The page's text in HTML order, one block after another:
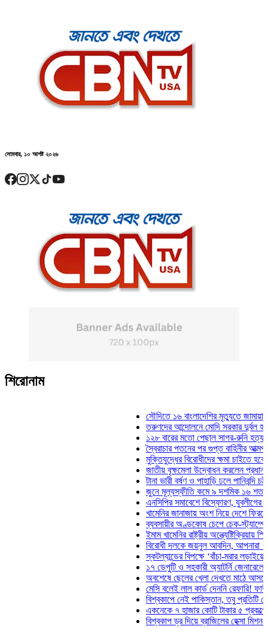
সোমবার, ১০ আগষ্ট ২০২৬
শিরোনাম
সৌদিতে ১৬ বাংলাদেশির মৃত্যুতে জামায়াতের
তরুণদের আন্দোলনে মোদি সরকার দুর্বল হয়েছে:
১২৮ বারের মতো পেছাল সাগর-রুনি হত্যা
স্বৈরাচার পতনের পর গুপ্ত বাহিনীর আত্মপ্রকাশ:
মুক্তিযুদ্ধের বিরোধীদের ক্ষমা চাইতে হবে:
জাতীয় বৃক্ষমেলা উদ্বোধন করলেন প্রধানমন্ত্রী
টানা ভারী বর্ষণ ও পাহাড়ি ঢলে পানিবন্দি
জুনে মূল্যস্ফীতি কমে ৯ দশমিক ১৬ শতাংশ
এনসিপির সমাবেশে বিস্ফোরণ, যুবলীগের দুই
খামেনির জানাজায় অংশ নিয়ে দেশে ফিরলেন
ব্যবসায়ীর অণ্ডকোষ চেপে চেক-স্ট্যাম্পে
ইমাম খামেনির রাষ্ট্রীয় অন্ত্যেষ্টিক্রিয়ায়
বিরোধী দলকে জয়নুল আবদিন, আপনারা ৭১
স্কটল্যান্ডের বিপক্ষে ‘বাঁচা-মরার লড়াইয়ে’ মাঠে
১৭ ডেপুটি ও সহকারী অ্যাটর্নি জেনারেলের
অবশেষে ছেলের খেলা দেখতে মাঠে আসছেন
মেসি বলেই লাল কার্ড দেননি রেফারি! ফাউল নিয়ে
বিশ্বকাপে নেই পাকিস্তান, তবু প্রতিটি গোলে
একনেকে ৭ হাজার কোটি টাকার ৫ প্রকল্পের
বিশ্বকাপ ড্র দিয়ে ব্রাজিলের হেক্সা মিশন শুরু